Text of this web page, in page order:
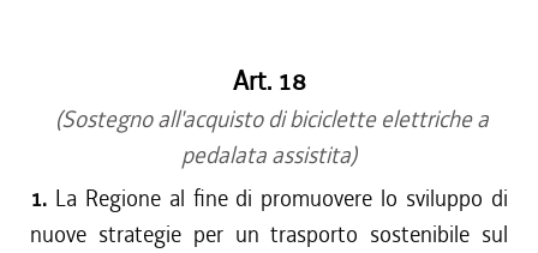
Art. 18
(Sostegno all'acquisto di biciclette elettriche a
pedalata assistita)
1. La Regione al fine di promuovere lo sviluppo di
nuove strategie per un trasporto sostenibile sul